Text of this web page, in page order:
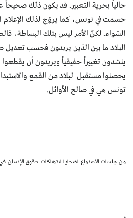
حالياً بحرية التعبير. قد يكون ذلك صحيحاً
حسمت في تونس، كما يروّج لذلك الإعلام
السّواء. لكنّ الأمر ليس بتلك البساطة،
البلاد ما بين الذين يريدون فحسب تعديل
ينشدون تغييراً حقيقياً ويريدون أن يقطعوا
يحصنوا مستقبل البلاد من القمع
تونس هي في صالح الأوائل.
من جلسات الاستماع لضحايا انتهاكات حقوق الإنسان